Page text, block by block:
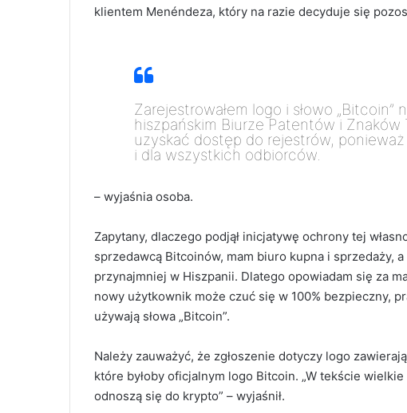
klientem Menéndeza, który na razie decyduje się
Zarejestrowałem logo i słowo
hiszpańskim Biurze Patentów i
uzyskać dostęp do rejestrów,
i dla wszystkich odbiorców.
– wyjaśnia osoba.
Zapytany, dlaczego podjął inicjatywę ochrony tej
sprzedawcą Bitcoinów, mam biuro kupna i sprzedaży,
przynajmniej w Hiszpanii. Dlatego opowiadam się za
nowy użytkownik może czuć się w 100% bezpieczny,
używają słowa „Bitcoin”.
Należy zauważyć, że zgłoszenie dotyczy logo
które byłoby oficjalnym logo Bitcoin. „W tekście
odnoszą się do krypto” – wyjaśnił.